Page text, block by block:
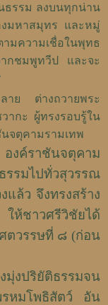
ธรรม ลงบนทุกน่าน
งมหาสมุทร และหมู่
มความเชื่อในพุทธ
กชมพูทวีป และจะ
ย ต่างถวายพระ
ากะ ผู้ทรงรอบรู้ใน
จตุคามรามเทพ
งค์ราชันจตุคาม
รมไปทั่วสุวรรณ
ล้ว จึงทรงสร้าง
ห้ชาวศรีวิชัยได้
ตวรรษที่ ๘ (ก่อน
มุ่งปริยัติธรรมจน
หมโพธิสัตว์ อัน